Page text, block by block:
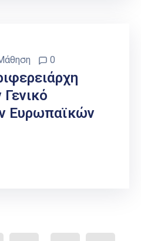
0
Ευρωπαϊκών